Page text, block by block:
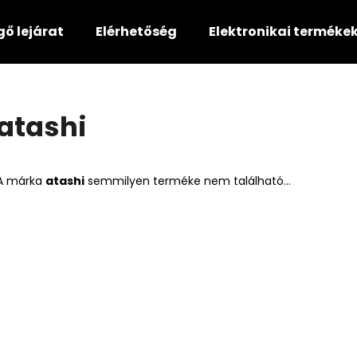
lejárat Elérhetőség Elektronikai
márka atashi semmilyen terméke nem található...